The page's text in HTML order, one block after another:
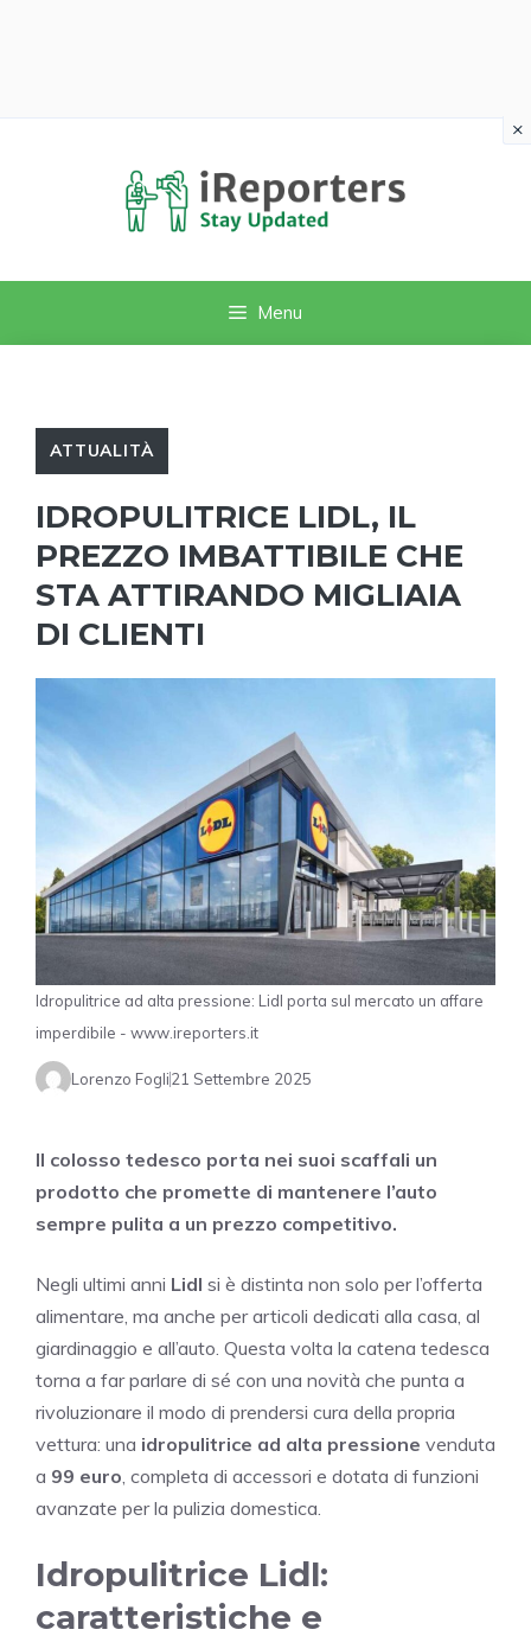
Menu
ATTUALITÀ
IDROPULITRICE LIDL, IL
PREZZO IMBATTIBILE CHE
STA ATTIRANDO MIGLIAIA
DI CLIENTI
Idropulitrice ad alta pressione: Lidl porta sul mercato un affare
imperdibile - www.ireporters.it
Lorenzo Fogli21 Settembre 2025
Il colosso tedesco porta nei suoi scaffali un
prodotto che promette di mantenere l’auto
sempre pulita a un prezzo competitivo.
Negli ultimi anni Lidl si è distinta non solo per l’offerta
alimentare, ma anche per articoli dedicati alla casa, al
giardinaggio e all’auto. Questa volta la catena tedesca
torna a far parlare di sé con una novità che punta a
rivoluzionare il modo di prendersi cura della propria
vettura: una idropulitrice ad alta pressione venduta
a 99 euro, completa di accessori e dotata di funzioni
avanzate per la pulizia domestica.
Idropulitrice Lidl:
caratteristiche e
×